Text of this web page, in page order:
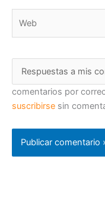
comentarios por
suscribirse sin